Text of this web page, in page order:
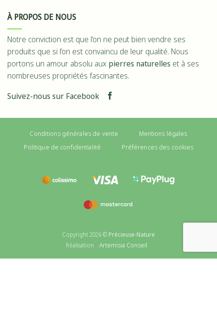
À PROPOS DE NOUS
Notre conviction est que l’on ne peut bien vendre ses
produits que si l’on est convaincu de leur qualité. Nous
portons un amour absolu aux pierres naturelles et à ses
nombreuses propriétés fascinantes.
Suivez-nous sur Facebook
Conditions générales de vente
Mentions légales
Politique de confidentialité
Préférences des cookies
Copyright 2026 © Précieuse-Nature
Réalisation
Artemisia Conseil